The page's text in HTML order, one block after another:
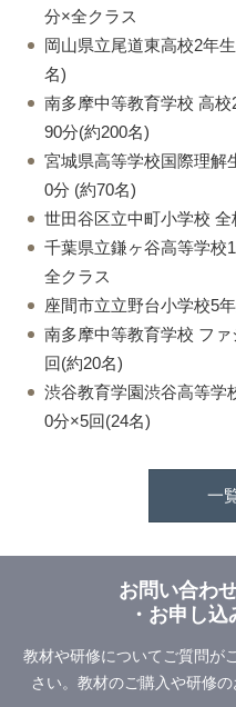
分×全クラス
岡山県立尾道東高校2年
名)
南多摩中等教育学校 高
90分(約200名)
宮城県高等学校国際理解
0分 (約70名)
世田谷区立中町小学校
千葉県立鎌ヶ谷高等学校
全クラス
座間市立立野台小学校5
南多摩中等教育学校 フ
回(約20名)
渋谷教育学園渋谷高等学
0分×5回(24名)
一
お問い合わ
・お申し
教材や研修についてご質問が
さい。 教材のご購入や研修の